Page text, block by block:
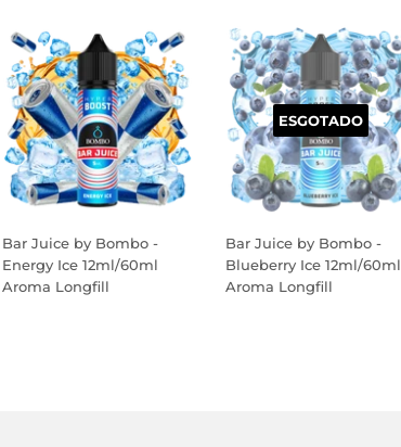
Bar Juice by Bombo -
Energy Ice 12ml/60ml
Aroma Longfill
ESGOTADO
Bar Juice by Bombo -
Blueberry Ice 12ml/60ml
Aroma Longfill